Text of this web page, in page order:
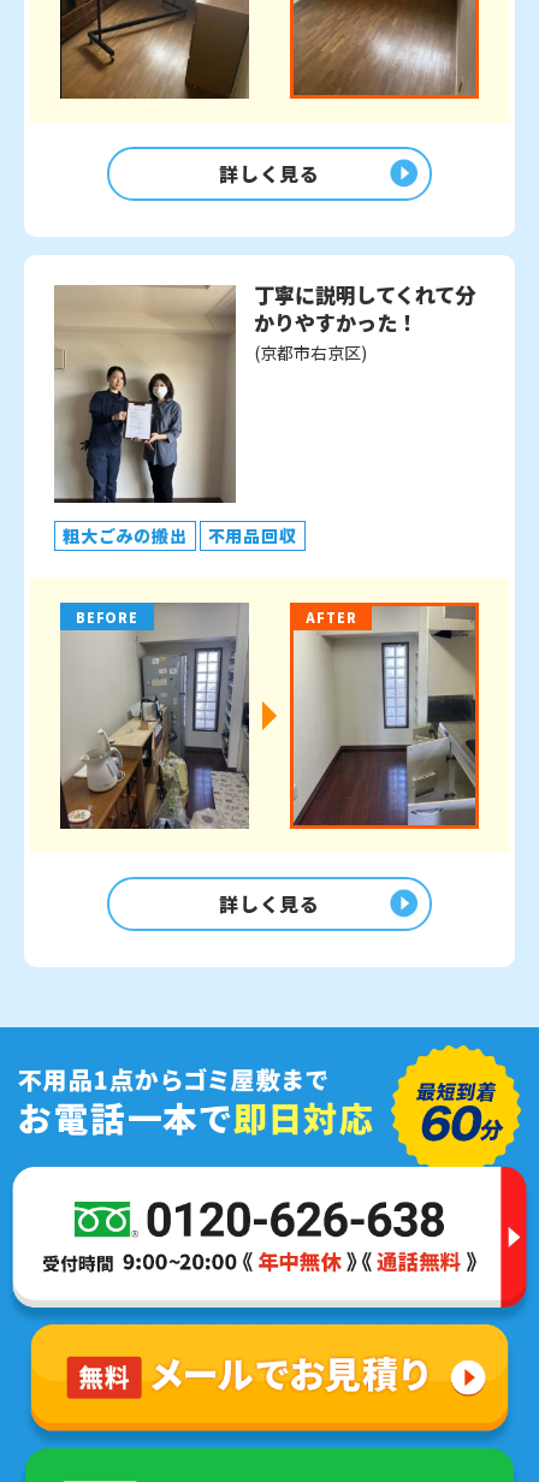
詳しく見る
丁寧に説明してくれて分
かりやすかった！
(京都市右京区)
粗大ごみの搬出 不用品回収
BEFORE AFTER
詳しく見る